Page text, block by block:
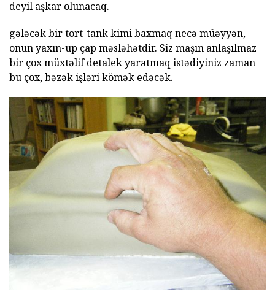
deyil aşkar olunacaq.
gələcək bir tort-tank kimi baxmaq necə müəyyən,
onun yaxın-up çap məsləhətdir. Siz maşın anlaşılmaz
bir çox müxtəlif detalek yaratmaq istədiyiniz zaman
bu çox, bəzək işləri kömək edəcək.